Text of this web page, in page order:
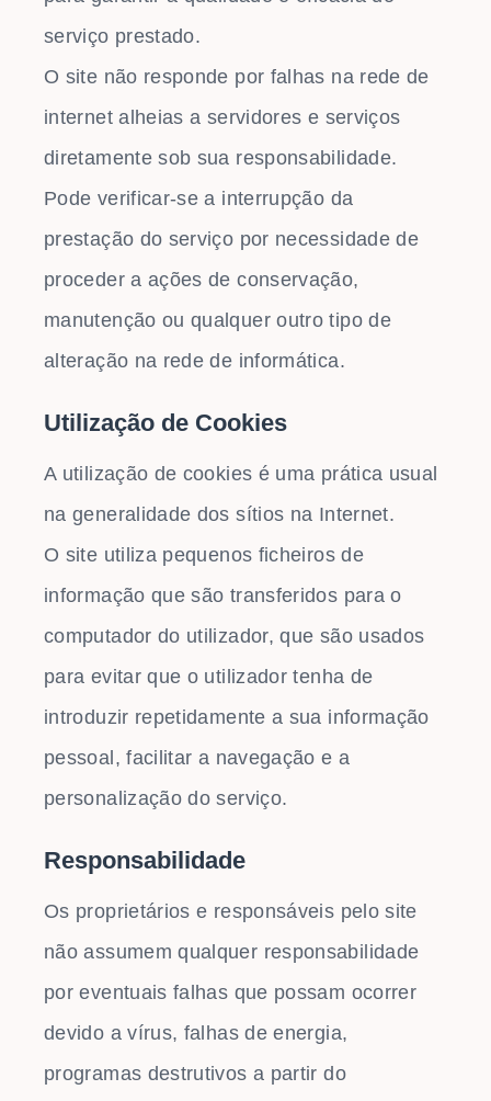
serviço prestado.
O site não responde por falhas na rede de
internet alheias a servidores e serviços
diretamente sob sua responsabilidade.
Pode verificar-se a interrupção da
prestação do serviço por necessidade de
proceder a ações de conservação,
manutenção ou qualquer outro tipo de
alteração na rede de informática.
Utilização de Cookies
A utilização de cookies é uma prática usual
na generalidade dos sítios na Internet.
O site utiliza pequenos ficheiros de
informação que são transferidos para o
computador do utilizador, que são usados
para evitar que o utilizador tenha de
introduzir repetidamente a sua informação
pessoal, facilitar a navegação e a
personalização do serviço.
Responsabilidade
Os proprietários e responsáveis pelo site
não assumem qualquer responsabilidade
por eventuais falhas que possam ocorrer
devido a vírus, falhas de energia,
programas destrutivos a partir do